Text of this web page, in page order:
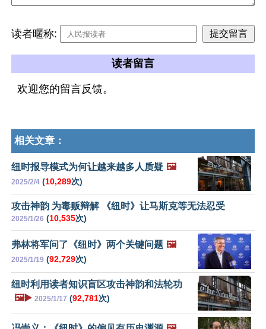
读者暱称:
读者留言
欢迎您的留言反馈。
相关文章：
纽时报导模式为何让越来越多人质疑 🖼️
2025/2/4 (10,289次)
攻击神韵 为毒贩辩解 《纽时》让马斯克等无法忍受
2025/1/26 (10,535次)
弗林将军问了《纽时》两个关键问题 🖼️
2025/1/19 (92,729次)
纽时利用读者知识盲区攻击神韵和法轮功
🖼️▶️ 2025/1/17 (92,781次)